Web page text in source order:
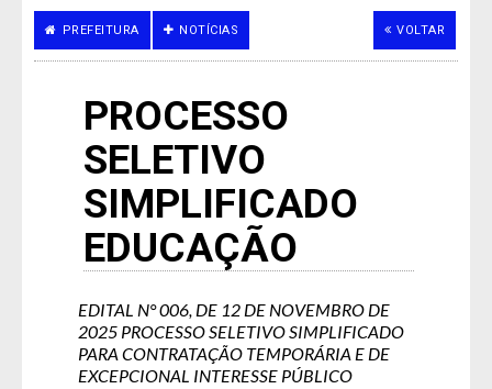
PREFEITURA NOTÍCIAS VOLTAR
PROCESSO
SELETIVO
SIMPLIFICADO
EDUCAÇÃO
EDITAL N° 006, DE 12 DE NOVEMBRO DE
2025 PROCESSO SELETIVO SIMPLIFICADO
PARA CONTRATAÇÃO TEMPORÁRIA E DE
EXCEPCIONAL INTERESSE PÚBLICO